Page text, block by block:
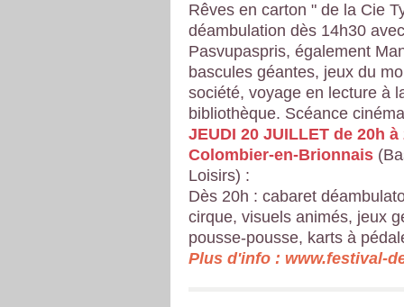
Rêves en carton " de la Cie
déambulation dès 14h30
Pasvupaspris, également
bascules géantes, jeux du
société, voyage en lecture à
bibliothèque. Scéance
JEUDI 20 JUILLET de 20h à
Colombier-en-Brionnais
Loisirs) :
Dès 20h : cabaret
cirque, visuels animés, jeux
pousse-pousse, karts à
Plus d'info : www.festival-